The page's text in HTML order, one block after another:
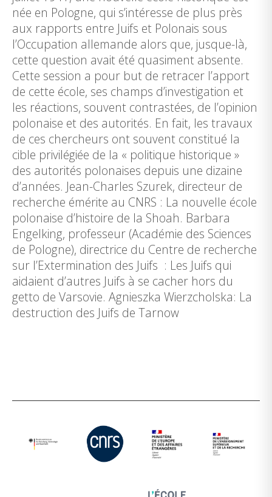
née en Pologne, qui s’intéresse de plus près
aux rapports entre Juifs et Polonais sous
l’Occupation allemande alors que, jusque-là,
cette question avait été quasiment absente.
Cette session a pour but de retracer l’apport
de cette école, ses champs d’investigation et
les réactions, souvent contrastées, de l’opinion
polonaise et des autorités. En fait, les travaux
de ces chercheurs ont souvent constitué la
cible privilégiée de la « politique historique »
des autorités polonaises depuis une dizaine
d’années. Jean-Charles Szurek, directeur de
recherche émérite au CNRS : La nouvelle école
polonaise d’histoire de la Shoah. Barbara
Engelking, professeur (Académie des Sciences
de Pologne), directrice du Centre de recherche
sur l’Extermination des Juifs : Les Juifs qui
aidaient d’autres Juifs à se cacher hors du
getto de Varsovie. Agnieszka Wierzcholska: La
destruction des Juifs de Tarnow